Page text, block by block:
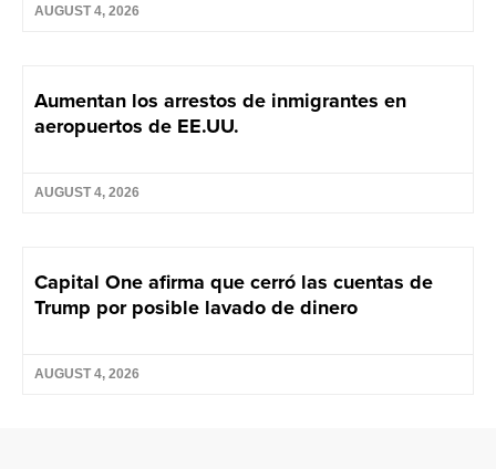
AUGUST 4, 2026
Aumentan los arrestos de inmigrantes en
aeropuertos de EE.UU.
AUGUST 4, 2026
Capital One afirma que cerró las cuentas de
Trump por posible lavado de dinero
AUGUST 4, 2026